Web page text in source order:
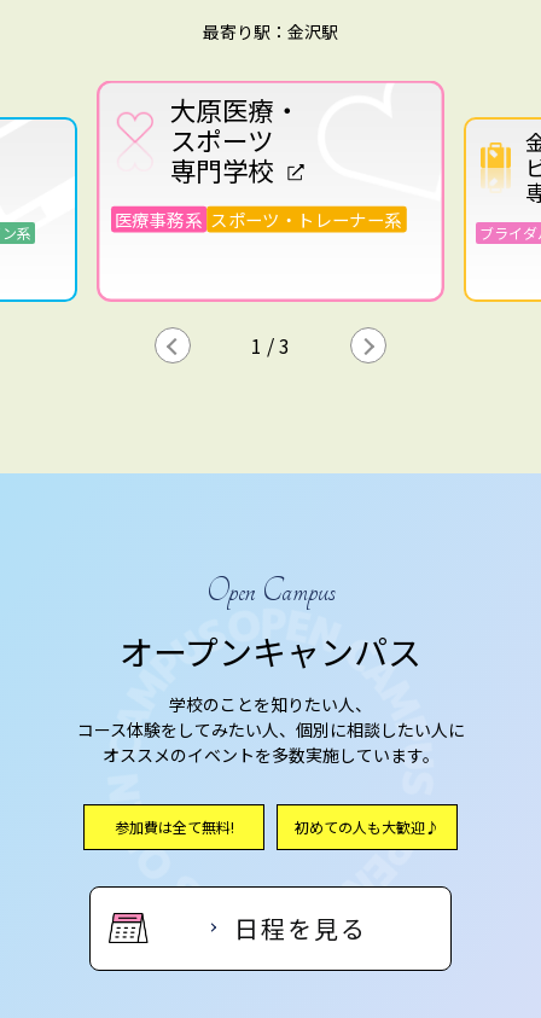
最寄り駅：金沢駅
ー系
金沢ウエディング・
ビューティー
専門学校
ブライダル系 ビューティー系
情報IT系
2 /3
Open Campus
オープンキャンパス
学校のことを知りたい人、
コース体験をしてみたい人、個別に相談したい人に
オススメのイベントを多数実施しています。
参加費は全て無料! 初めての人も大歓迎♪
日程を見る